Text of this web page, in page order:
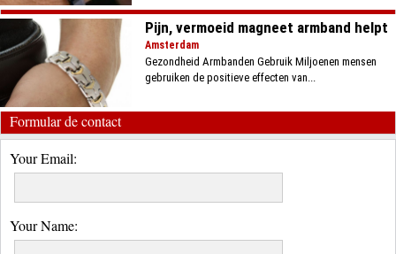
Pijn, vermoeid magneet armband helpt
Amsterdam
Gezondheid Armbanden Gebruik Miljoenen mensen
gebruiken de positieve effecten van...
Formular de contact
Your Email:
Your Name: